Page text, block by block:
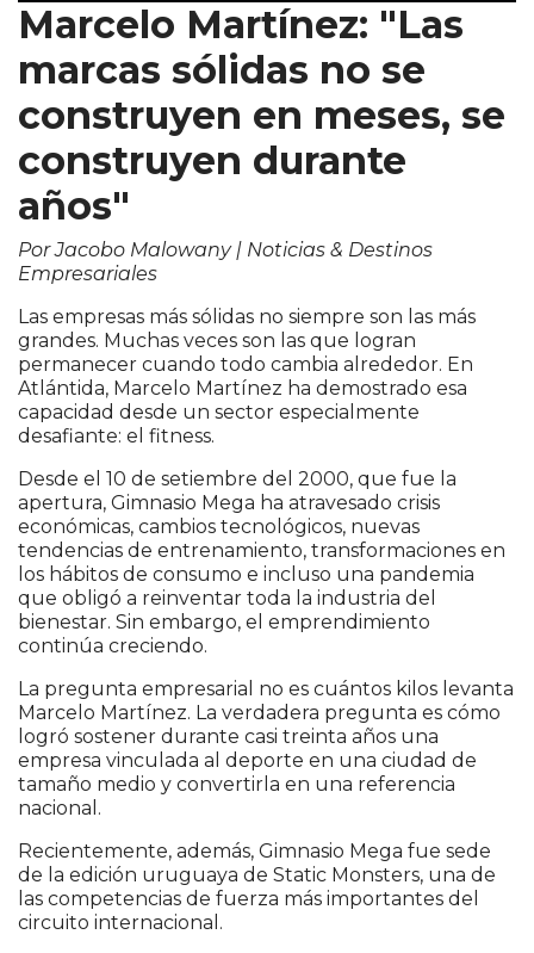
Marcelo Martínez: "Las
marcas sólidas no se
construyen en meses, se
construyen durante
años"
Por Jacobo Malowany | Noticias & Destinos
Empresariales
Las empresas más sólidas no siempre son las más
grandes. Muchas veces son las que logran
permanecer cuando todo cambia alrededor. En
Atlántida, Marcelo Martínez ha demostrado esa
capacidad desde un sector especialmente
desafiante: el fitness.
Desde el 10 de setiembre del 2000, que fue la
apertura, Gimnasio Mega ha atravesado crisis
económicas, cambios tecnológicos, nuevas
tendencias de entrenamiento, transformaciones en
los hábitos de consumo e incluso una pandemia
que obligó a reinventar toda la industria del
bienestar. Sin embargo, el emprendimiento
continúa creciendo.
La pregunta empresarial no es cuántos kilos levanta
Marcelo Martínez. La verdadera pregunta es cómo
logró sostener durante casi treinta años una
empresa vinculada al deporte en una ciudad de
tamaño medio y convertirla en una referencia
nacional.
Recientemente, además, Gimnasio Mega fue sede
de la edición uruguaya de Static Monsters, una de
las competencias de fuerza más importantes del
circuito internacional.